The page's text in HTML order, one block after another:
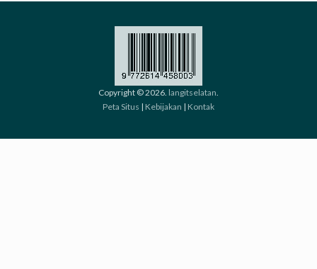
Copyright © 2026. langitselatan
Peta Situs | Kebijakan | Kontak